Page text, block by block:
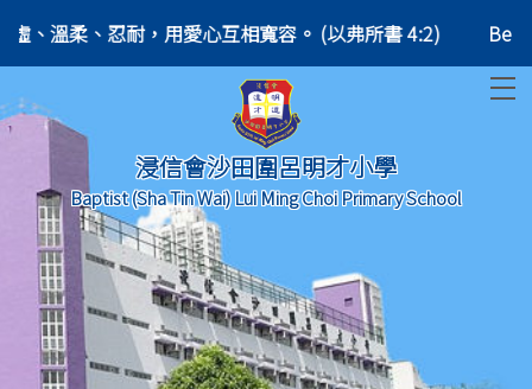
溫柔、忍耐，用愛心互相寬容。 (以弗所書 4:2) Be
浸信會沙田圍呂明才小學
Baptist (Sha Tin Wai) Lui Ming Choi Primary School